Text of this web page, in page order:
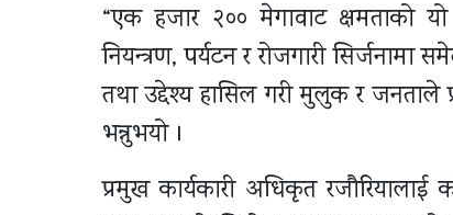
“एक हजार २०० मेगावाट क्षमताको
नियन्त्रण, पर्यटन र रोजगारी सिर्जनामा
तथा उद्देश्य हासिल गरी मुलुक र जनताले
भन्नुभयो ।
प्रमुख कार्यकारी अधिकृत